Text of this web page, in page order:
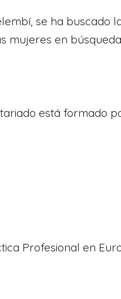
se ha buscado
mujeres en
está formado
Profesional en